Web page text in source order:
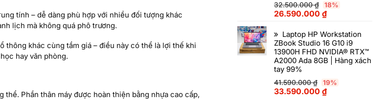
tính – dễ dàng phù hợp với nhiều đối tượng khác
lịch mà không quá phô trương.
khác cùng tầm giá – điều này có thể là lợi thế khi
hay văn phòng.
thể. Phần thân máy được hoàn thiện bằng nhựa cao cấp,
32.500.000₫ 18%
26.590.000 ₫
Laptop HP Workstation
ZBook Studio 16 G10 i9
13900H FHD NVIDIA® RTX™
A2000 Ada 8GB | Hàng xách
tay 99%
41.590.000₫ 19%
33.590.000 ₫